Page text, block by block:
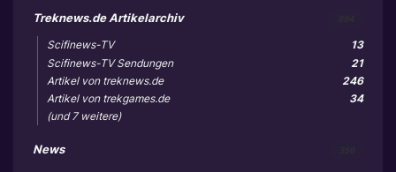
Treknews.de Artikelarchiv
13
Scifinews-TV
21
Scifinews-TV Sendungen
246
Artikel von treknews.de
34
Artikel von trekgames.de
(und 7 weitere)
News